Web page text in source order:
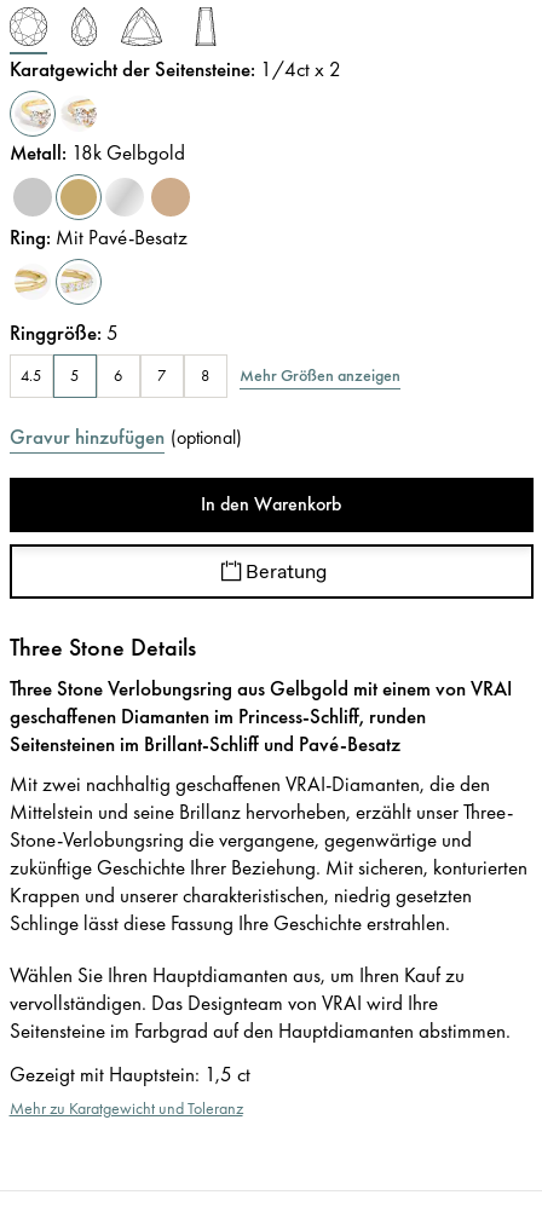
Karatgewicht der Seitensteine: 1/4ct x 2
Metall: 18k Gelbgold
Ring: Mit Pavé-Besatz
Ringgröße: 5
4.5 5 6 7 8 Mehr Größen anzeigen
Gravur hinzufügen (optional)
In den Warenkorb
Beratung
Three Stone Details
Three Stone Verlobungsring aus Gelbgold mit einem von VRAI
geschaffenen Diamanten im Princess-Schliff, runden
Seitensteinen im Brillant-Schliff und Pavé-Besatz
Mit zwei nachhaltig geschaffenen VRAI-Diamanten, die den
Mittelstein und seine Brillanz hervorheben, erzählt unser Three-
Stone-Verlobungsring die vergangene, gegenwärtige und
zukünftige Geschichte Ihrer Beziehung. Mit sicheren, konturierten
Krappen und unserer charakteristischen, niedrig gesetzten
Schlinge lässt diese Fassung Ihre Geschichte erstrahlen.
Wählen Sie Ihren Hauptdiamanten aus, um Ihren Kauf zu
vervollständigen. Das Designteam von VRAI wird Ihre
Seitensteine im Farbgrad auf den Hauptdiamanten abstimmen.
Gezeigt mit Hauptstein: 1,5 ct
Mehr zu Karatgewicht und Toleranz